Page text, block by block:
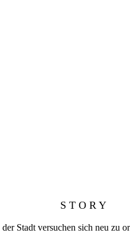
S T O R Y
Stadt versuchen sich neu zu